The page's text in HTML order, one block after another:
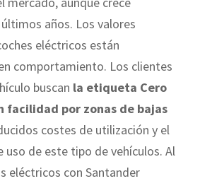
años. Los valores
eléctricos están
comportamiento. Los clientes
buscan la etiqueta Cero
facilidad por zonas de bajas
costes de utilización y el
uso de este tipo de vehículos. Al
eléctricos con Santander